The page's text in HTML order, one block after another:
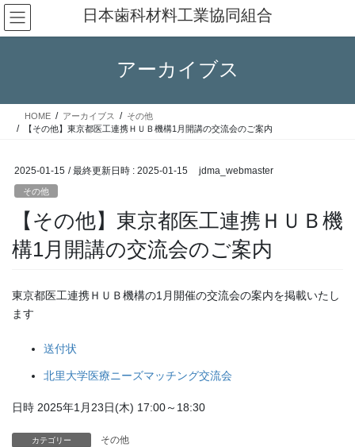
コ
ン
テ
ス
ナ
ビ
ゲ
ン
日本歯科材料工業協同組合
アーカイブス
HOME アーカイブス
その他
【その他】東京都医工連携ＨＵＢ機構1月開講の交流会のご案内
2025-01-15 / 最終更新日時 : 2025-01-15 jdma_webmaster
その他
【その他】東京都医工連携ＨＵＢ機
構1月開講の交流会のご案内
東京都医工連携ＨＵＢ機構の1月開催の交流会の案内を掲載いたし
ます
送付状
北里大学医療ニーズマッチング交流会
日時 2025年1月23日(木) 17:00～18:30
カテゴリー その他